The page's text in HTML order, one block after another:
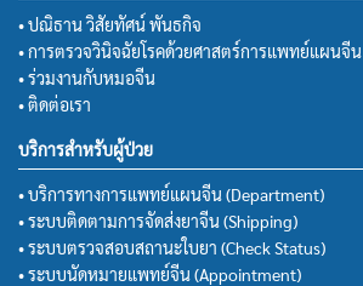
• ปณิธาน วิสัยทัศน์ พันธกิจ
• การตรวจวินิจฉัยโรคด้วยศาสตร์การแพทย์แผนจีน
• ร่วมงานกับหมอจีน
• ติดต่อเรา
บริการสำหรับผู้ป่วย
• บริการทางการแพทย์แผนจีน (Department)
• ระบบติดตามการจัดส่งยาจีน (Shipping)
• ระบบตรวจสอบสถานะใบยา (Check Status)
• ระบบนัดหมายแพทย์จีน (Appointment)